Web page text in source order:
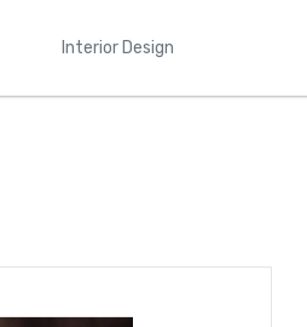
Interior Design